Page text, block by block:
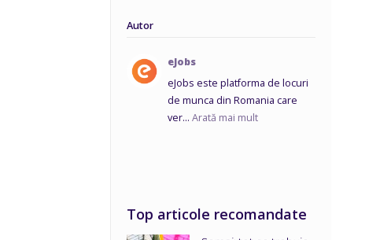
Autor
eJobs
eJobs este platforma de locuri
de munca din Romania care
ver...Arată mai mult
Top articole recomandate